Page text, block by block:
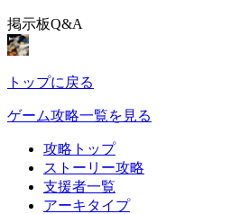
掲示板Q&A
トップに戻る
ゲーム攻略一覧を見る
攻略トップ
ストーリー攻略
支援者一覧
アーキタイプ